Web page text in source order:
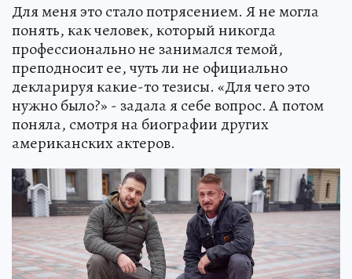
Для меня это стало потрясением. Я не могла
понять, как человек, который никогда
профессионально не занимался темой,
преподносит ее, чуть ли не официально
декларируя какие-то тезисы. «Для чего это
нужно было?» - задала я себе вопрос. А потом
поняла, смотря на биографии других
американских актеров.